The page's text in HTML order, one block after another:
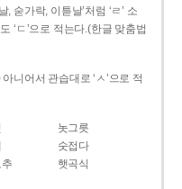
숟가락, 이튿날’처럼 ‘ㄹ’ 소
‘ㄷ’으로 적는다.(한글 맞춤법
니어서 관습대로 ‘ㅅ’으로 적
놋그릇
숫접다
햇곡식